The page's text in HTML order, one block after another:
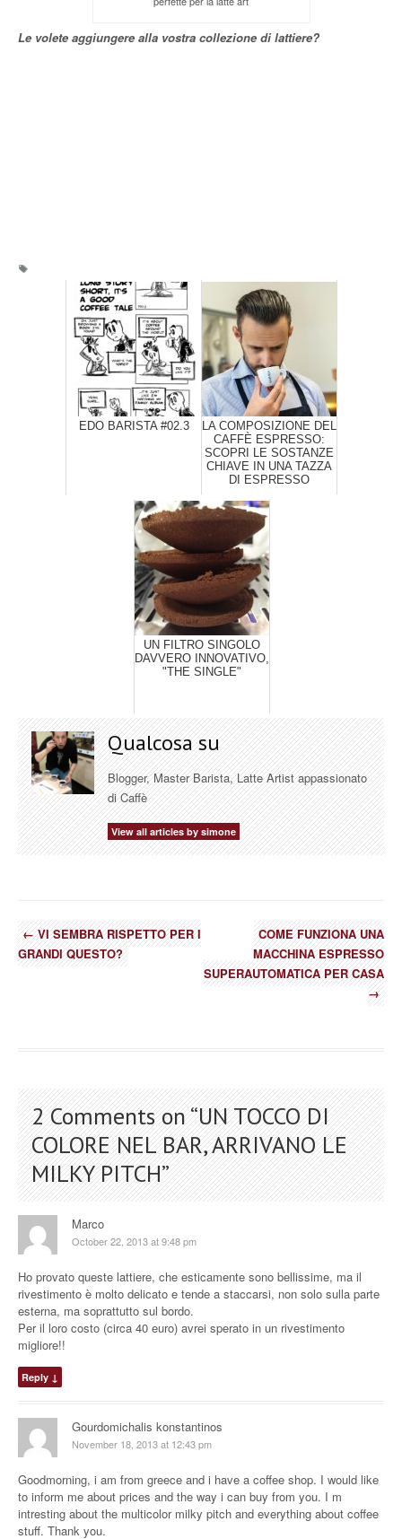
Le volete aggiungere alla vostra collezione di lattiere?
EDO BARISTA #02.3
LA COMPOSIZIONE DEL
CAFFÈ ESPRESSO:
SCOPRI LE SOSTANZE
CHIAVE IN UNA TAZZA
DI ESPRESSO
UN FILTRO SINGOLO
DAVVERO INNOVATIVO,
"THE SINGLE"
Qualcosa su
Blogger, Master Barista, Latte Artist appassionato
di Caffè
View all articles by simone
←VI SEMBRA RISPETTO PER I
GRANDI QUESTO?
COME FUNZIONA UNA
MACCHINA ESPRESSO
SUPERAUTOMATICA PER CASA
→
2 Comments on “UN TOCCO DI
COLORE NEL BAR, ARRIVANO LE
MILKY PITCH”
Marco
October 22, 2013 at 9:48 pm
Ho provato queste lattiere, che esticamente sono bellissime, ma il
rivestimento è molto delicato e tende a staccarsi, non solo sulla parte
esterna, ma soprattutto sul bordo.
Per il loro costo (circa 40 euro) avrei sperato in un rivestimento
migliore!!
Reply ↓
Gourdomichalis konstantinos
November 18, 2013 at 12:43 pm
Goodmorning, i am from greece and i have a coffee shop. I would like
to inform me about prices and the way i can buy from you. I m
intresting about the multicolor milky pitch and everything about coffee
stuff. Thank you.